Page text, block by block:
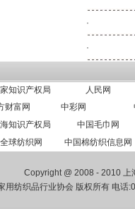
·
·
知识产权局
人民网
财富网 中彩网
知识产权局
中国毛巾网
全球纺织网 中国棉纺织信息网
Copyright @ 2008 - 2010 上
用纺织品行业协会 版权所有 电